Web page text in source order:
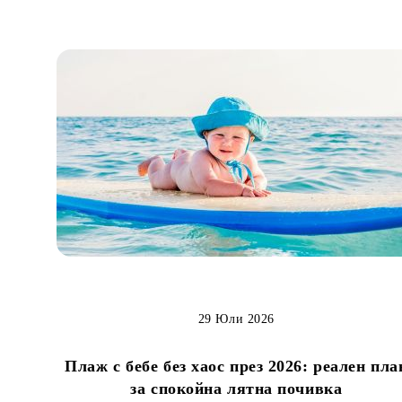
Плаж с бебе без хаос през 2026: реален
за спокойна лятна почивка
29 Юли 2026